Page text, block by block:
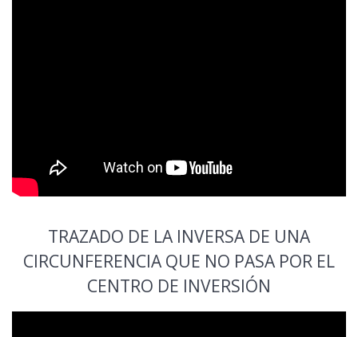
TRAZADO DE LA INVERSA DE UNA
CIRCUNFERENCIA QUE NO PASA POR EL
CENTRO DE INVERSIÓN